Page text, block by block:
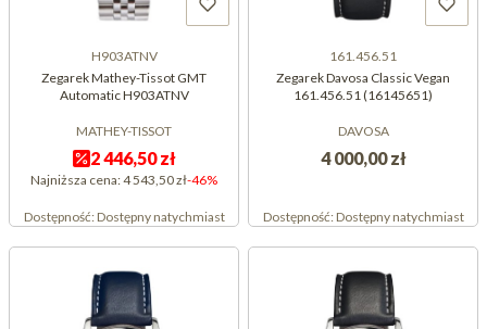
H903ATNV
Zegarek Mathey-Tissot GMT
Automatic H903ATNV
MATHEY-TISSOT
2 446,50 zł
Najniższa cena:4 543,50 zł-46%
Dostępność:Dostępny natychmiast
161.456.51
Zegarek Davosa Classic Vegan
161.456.51 (16145651)
DAVOSA
4 000,00 zł
Dostępność:Dostępny natychmiast